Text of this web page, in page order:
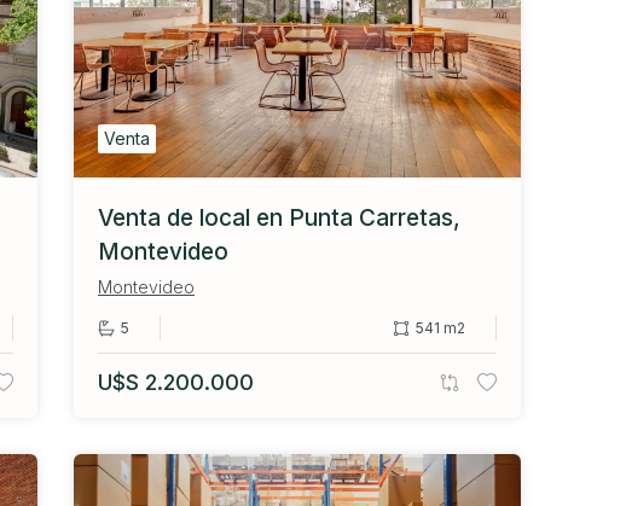
Venta
Venta de local en Punta Carretas,
Montevideo
Montevideo
5 541 m2
U$S 2.200.000